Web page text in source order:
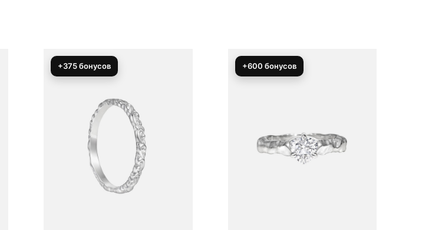
+600 бонусов +800 бонусов